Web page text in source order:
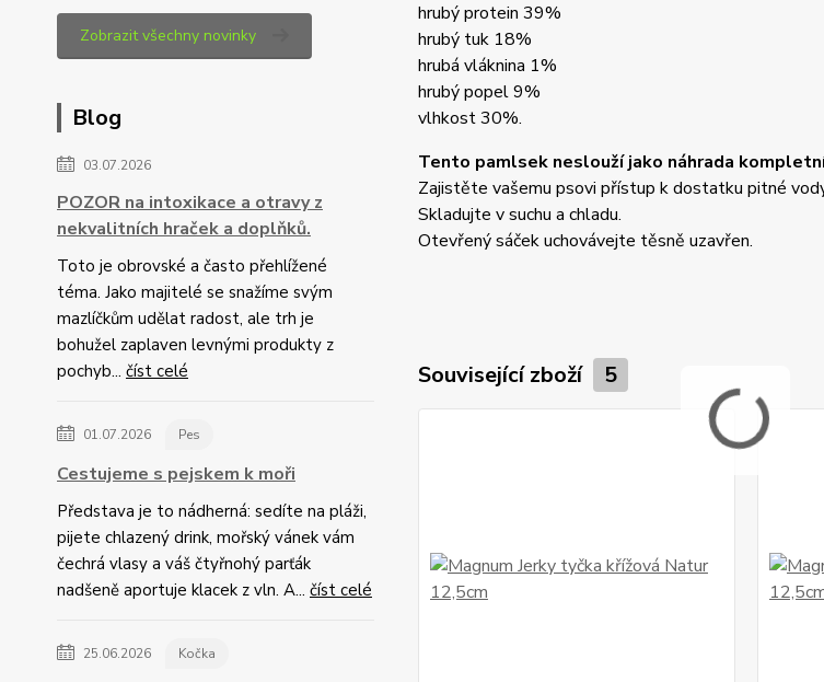
Zobrazit všechny novinky
Blog
03.07.2026
POZOR na intoxikace a otravy z
nekvalitních hraček a doplňků.
Toto je obrovské a často přehlížené
téma. Jako majitelé se snažíme svým
mazlíčkům udělat radost, ale trh je
bohužel zaplaven levnými produkty z
pochyb... číst celé
01.07.2026 Pes
Cestujeme s pejskem k moři
Představa je to nádherná: sedíte na pláži,
pijete chlazený drink, mořský vánek vám
čechrá vlasy a váš čtyřnohý parťák
nadšeně aportuje klacek z vln. A... číst celé
25.06.2026 Kočka
hrubý protein 39%
hrubý tuk 18%
hrubá vláknina 1%
hrubý popel 9%
vlhkost 30%.
Tento pamlsek neslouží jako náhrada
Zajistěte vašemu psovi přístup k dostatku pitné
Skladujte v suchu a chladu.
Otevřený sáček uchovávejte těsně uzavřen.
Související zboží 5